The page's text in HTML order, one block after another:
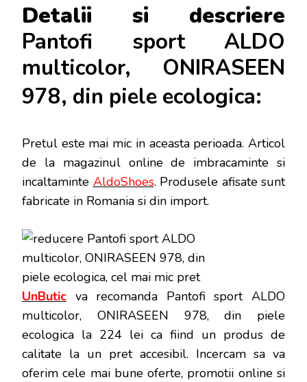
Detalii si descriere
Pantofi sport ALDO
multicolor, ONIRASEEN
978, din piele ecologica:
Pretul este mai mic in aceasta perioada. Articol
de la magazinul online de imbracaminte si
incaltaminte AldoShoes. Produsele afisate sunt
fabricate in Romania si din import.
UnButic va recomanda Pantofi sport ALDO
multicolor, ONIRASEEN 978, din piele
ecologica la 224 lei ca fiind un produs de
calitate la un pret accesibil. Incercam sa va
oferim cele mai bune oferte, promotii online si